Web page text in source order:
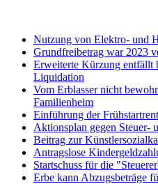
Nutzung von Elektro- und
Grundfreibetrag war 2023
Erweiterte Kürzung entfällt
Liquidation
Vom Erblasser nicht
Familienheim
Einführung der
Aktionsplan gegen Steuer-
Beitrag zur
Antragslose
Startschuss für die
Erbe kann Abzugsbeträge